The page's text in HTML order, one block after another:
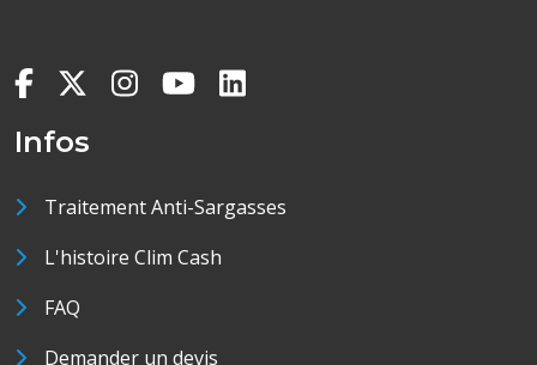
Infos
Traitement Anti-Sargasses
L'histoire Clim Cash
FAQ
Demander un devis